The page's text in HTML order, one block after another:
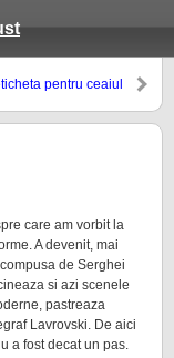
pentru ceaiul
care am vorbit la
A devenit, mai
de Serghei
si azi scenele
pastreaza
Lavrovski. De aici
a fost decat un pas.